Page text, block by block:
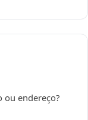
ou endereço?